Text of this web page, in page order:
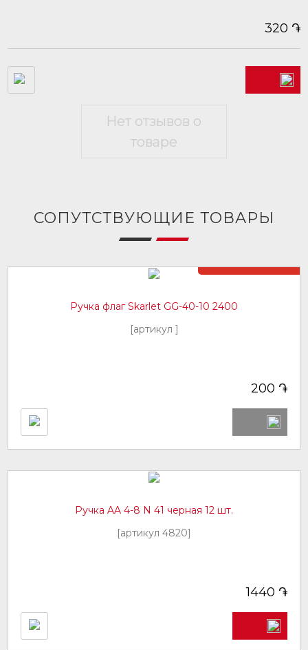
320 ֏
Нет отзывов о
товаре
СОПУТСТВУЮЩИЕ ТОВАРЫ
Ручка флаг Skarlet GG-40-10 2400
[артикул ]
200 ֏
Ручка AA 4-8 N 41 черная 12 шт.
[артикул 4820]
1440 ֏